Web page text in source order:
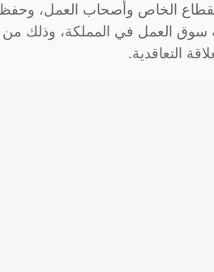
الخاص وأصحاب العمل،
سوق العمل في المملكة، وذلك من
التعاقدية.